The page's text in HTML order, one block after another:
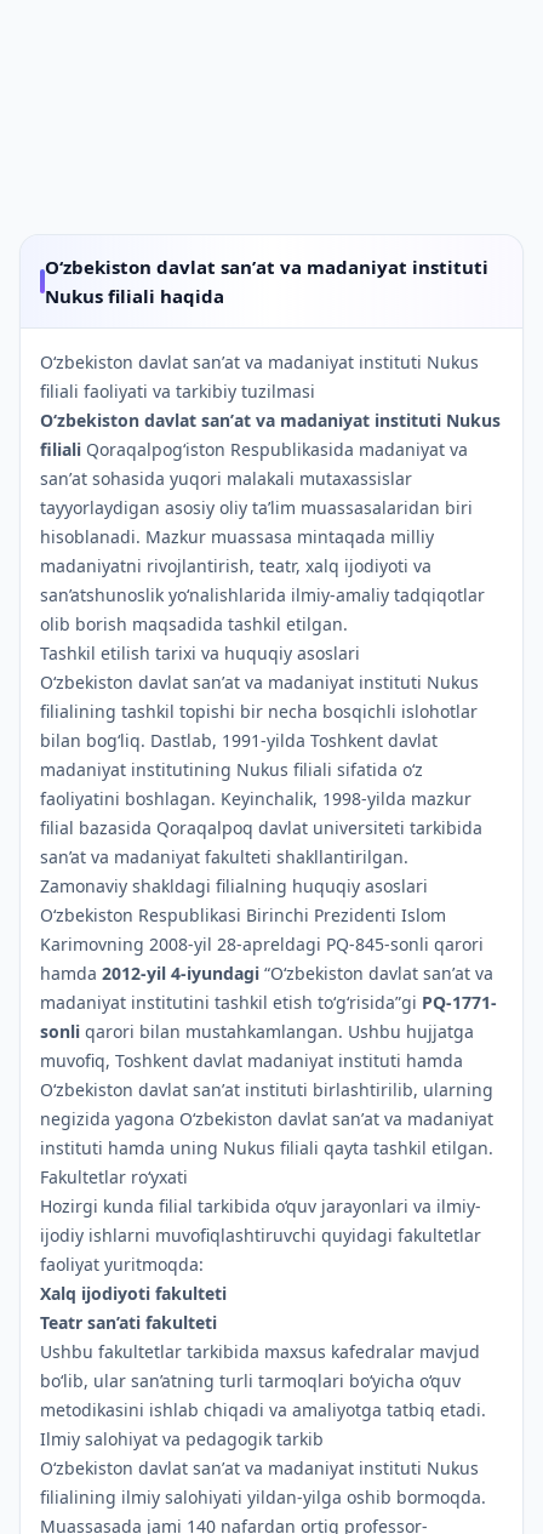
O‘zbekiston davlat sanʼat va madaniyat instituti
Nukus filiali haqida
O‘zbekiston davlat sanʼat va madaniyat instituti Nukus
filiali faoliyati va tarkibiy tuzilmasi
O‘zbekiston davlat sanʼat va madaniyat instituti Nukus
filiali Qoraqalpog‘iston Respublikasida madaniyat va
sanʼat sohasida yuqori malakali mutaxassislar
tayyorlaydigan asosiy oliy ta’lim muassasalaridan biri
hisoblanadi. Mazkur muassasa mintaqada milliy
madaniyatni rivojlantirish, teatr, xalq ijodiyoti va
san’atshunoslik yo‘nalishlarida ilmiy-amaliy tadqiqotlar
olib borish maqsadida tashkil etilgan.
Tashkil etilish tarixi va huquqiy asoslari
O‘zbekiston davlat sanʼat va madaniyat instituti Nukus
filialining tashkil topishi bir necha bosqichli islohotlar
bilan bog‘liq. Dastlab, 1991-yilda Toshkent davlat
madaniyat institutining Nukus filiali sifatida o‘z
faoliyatini boshlagan. Keyinchalik, 1998-yilda mazkur
filial bazasida Qoraqalpoq davlat universiteti tarkibida
san’at va madaniyat fakulteti shakllantirilgan.
Zamonaviy shakldagi filialning huquqiy asoslari
O‘zbekiston Respublikasi Birinchi Prezidenti Islom
Karimovning 2008-yil 28-apreldagi PQ-845-sonli qarori
hamda 2012-yil 4-iyundagi “O‘zbekiston davlat sanʼat va
madaniyat institutini tashkil etish to‘g‘risida”gi PQ-1771-
sonli qarori bilan mustahkamlangan. Ushbu hujjatga
muvofiq, Toshkent davlat madaniyat instituti hamda
O‘zbekiston davlat sanʼat instituti birlashtirilib, ularning
negizida yagona O‘zbekiston davlat sanʼat va madaniyat
instituti hamda uning Nukus filiali qayta tashkil etilgan.
Fakultetlar ro‘yxati
Hozirgi kunda filial tarkibida o‘quv jarayonlari va ilmiy-
ijodiy ishlarni muvofiqlashtiruvchi quyidagi fakultetlar
faoliyat yuritmoqda:
Xalq ijodiyoti fakulteti
Teatr san’ati fakulteti
Ushbu fakultetlar tarkibida maxsus kafedralar mavjud
bo‘lib, ular san’atning turli tarmoqlari bo‘yicha o‘quv
metodikasini ishlab chiqadi va amaliyotga tatbiq etadi.
Ilmiy salohiyat va pedagogik tarkib
O‘zbekiston davlat sanʼat va madaniyat instituti Nukus
filialining ilmiy salohiyati yildan-yilga oshib bormoqda.
Muassasada jami 140 nafardan ortiq professor-